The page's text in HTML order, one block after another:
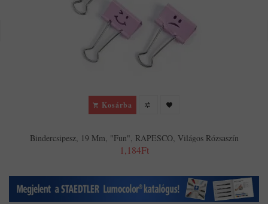
Kosárba
Bindercsipesz, 19 Mm, "Fun", RAPESCO, Világos Rózsaszín
1,184Ft